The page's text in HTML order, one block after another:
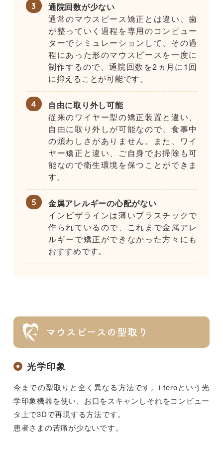
通院回数が少ない
通常のマウスピース矯正とは違い、歯
が整っていく過程を専用のコンピュー
ターでシミュレーションして、その過
程にあった形のマウスピースを一度に
制作するので、通院回数を2ヵ月に1回
に抑えることが可能です。
自由に取り外し可能
従来のワイヤー型の矯正装置と違い、
自由に取り外しが可能なので、食事中
の煩わしさがありません。また、ワイ
ヤー矯正と違い、ご自身でお掃除も可
能なので衛生環境を保つことができま
す。
金属アレルギーの心配がない
インビザラインは薄いプラスチックで
作られているので、これまで金属アレ
ルギーで矯正ができなかった方々にも
おすすめです。
マウスピースの型取り
光学印象
今までの型取りと全く異なる方法です。i-teroという光
学印象機器を使い、お口をスキャンしそれをコンピュー
タ上で3Dで再現する方法です。
患者さまの苦痛が少ないです。